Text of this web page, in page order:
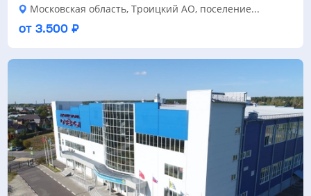
Московская область, Троицкий АО, поселение...
от 3.500 ₽